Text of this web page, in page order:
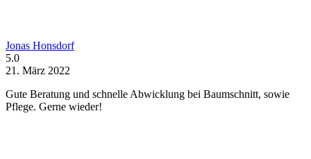
Jonas Honsdorf
5.0
21. März 2022
Gute Beratung und schnelle Abwicklung bei Baumschnitt, sowie
Pflege. Gerne wieder!